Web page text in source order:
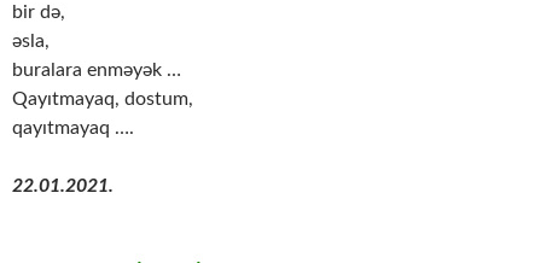
bir də,
əsla,
buralara enməyək …
Qayıtmayaq, dostum,
qayıtmayaq ….
22.01.2021.